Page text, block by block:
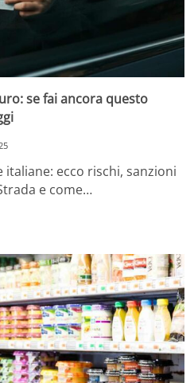
se fai ancora questo
ecco rischi, sanzioni
e come…